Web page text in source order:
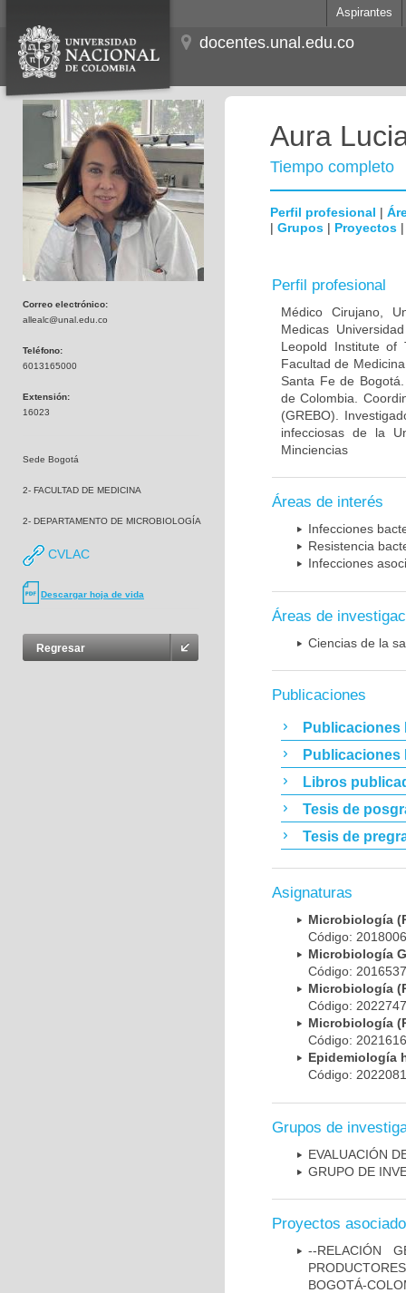
Aspirantes
docentes.unal.edu.co
Correo electrónico:
allealc@unal.edu.co
Teléfono:
6013165000
Extensión:
16023
Sede Bogotá
2- FACULTAD DE MEDICINA
2- DEPARTAMENTO DE MICROBIOLOGÍA
CVLAC
Descargar hoja de vida
Regresar
Aura
Tiempo completo
Perfil profesional |
| Grupos | Proyectos
Perfil profesional
Médico Cirujano,
Medicas
Leopold Institute of
Facultad de
Santa Fe de
de Colombia.
(GREBO).
infecciosas de la
Minciencias
Áreas de interés
Infecciones
Resistencia
Infecciones
Áreas de
Ciencias de la
Publicaciones
Publicaciones
Publicaciones
Libros
Tesis de
Tesis de
Asignaturas
Microbiología
Código:
Microbiología
Código:
Microbiología
Código:
Microbiología
Código:
Epidemiología
Código:
Grupos de
EVALUACIÓN
GRUPO DE
Proyectos
--RELACIÓN
BOGOTÁ-